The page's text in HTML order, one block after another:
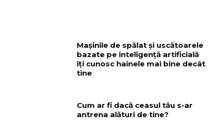
Mașinile de spălat și uscătoarele
bazate pe inteligență artificială
îți cunosc hainele mai bine decât
tine
Cum ar fi dacă ceasul tău s-ar
antrena alături de tine?